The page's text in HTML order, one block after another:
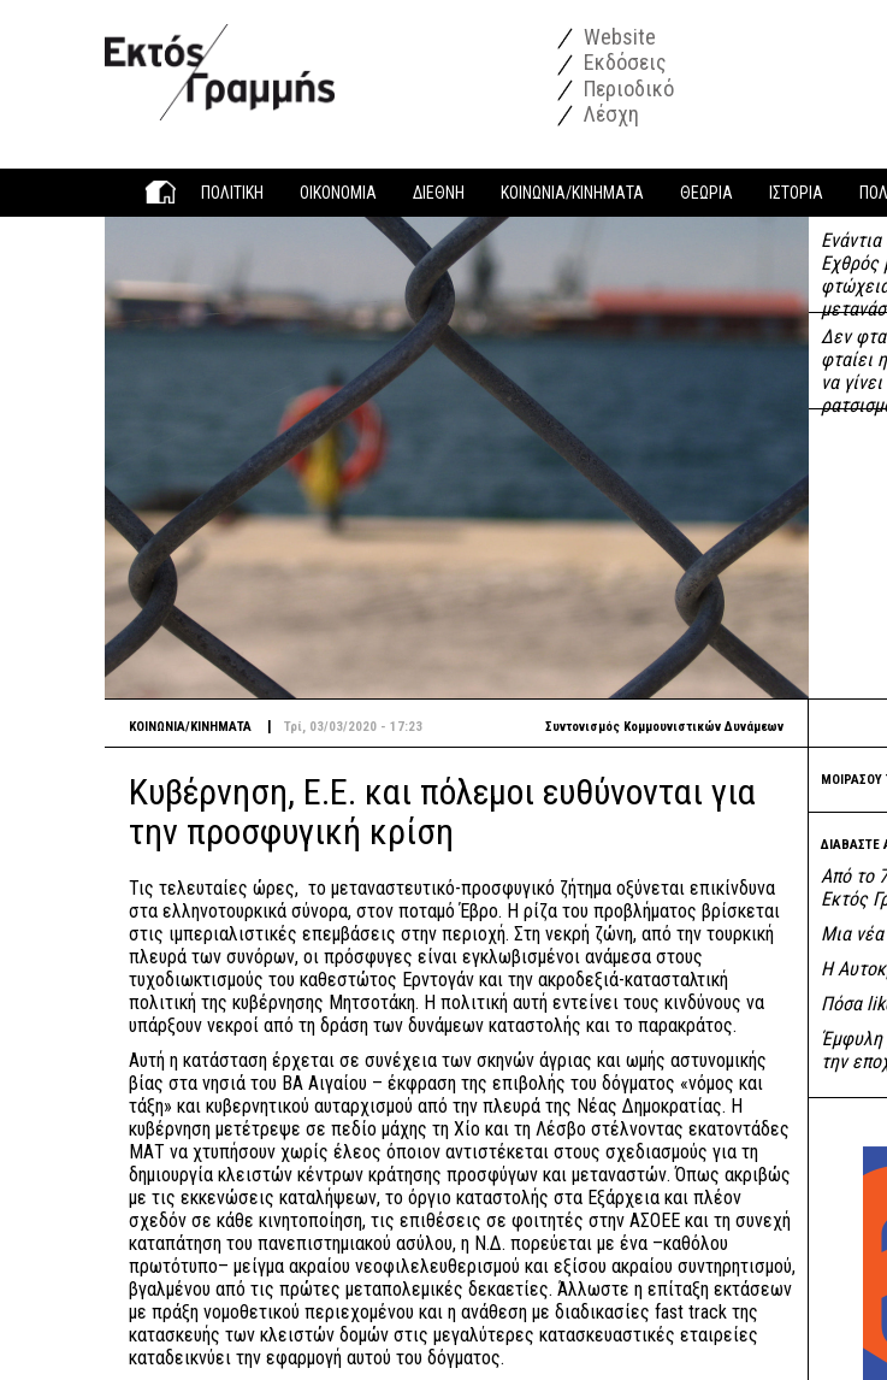
Website
Εκδόσεις
Περιοδικό
Λέσχη
ΠΟΛΙΤΙΚΗ ΟΙΚΟΝΟΜΙΑ ΔΙΕΘΝΗ ΚΟΙΝΩΝΙΑ/ΚΙΝΗΜΑΤΑ ΘΕΩΡΙΑ ΙΣΤΟΡΙΑ
Εχθρός
Δεν
φταίει
να
ΚΟΙΝΩΝΙΑ/ΚΙΝΗΜΑΤΑ Τρί, 03/03/2020 - 17:23 Συντονισμός Κομμουνιστικών Δυνάμεων
Κυβέρνηση, Ε.Ε. και πόλεμοι ευθύνονται για
την προσφυγική κρίση
Τις τελευταίες ώρες, το μεταναστευτικό-προσφυγικό ζήτημα οξύνεται επικίνδυνα
στα ελληνοτουρκικά σύνορα, στον ποταμό Έβρο. Η ρίζα του προβλήματος βρίσκεται
στις ιμπεριαλιστικές επεμβάσεις στην περιοχή. Στη νεκρή ζώνη, από την τουρκική
πλευρά των συνόρων, οι πρόσφυγες είναι εγκλωβισμένοι ανάμεσα στους
τυχοδιωκτισμούς του καθεστώτος Ερντογάν και την ακροδεξιά-κατασταλτική
πολιτική της κυβέρνησης Μητσοτάκη. Η πολιτική αυτή εντείνει τους κινδύνους να
υπάρξουν νεκροί από τη δράση των δυνάμεων καταστολής και το παρακράτος.
Αυτή η κατάσταση έρχεται σε συνέχεια των σκηνών άγριας και ωμής αστυνομικής
βίας στα νησιά του ΒΑ Αιγαίου – έκφραση της επιβολής του δόγματος «νόμος και
τάξη» και κυβερνητικού αυταρχισμού από την πλευρά της Νέας Δημοκρατίας. Η
κυβέρνηση μετέτρεψε σε πεδίο μάχης τη Χίο και τη Λέσβο στέλνοντας εκατοντάδες
ΜΑΤ να χτυπήσουν χωρίς έλεος όποιον αντιστέκεται στους σχεδιασμούς για τη
δημιουργία κλειστών κέντρων κράτησης προσφύγων και μεταναστών. Όπως ακριβώς
με τις εκκενώσεις καταλήψεων, το όργιο καταστολής στα Εξάρχεια και πλέον
σχεδόν σε κάθε κινητοποίηση, τις επιθέσεις σε φοιτητές στην ΑΣΟΕΕ και τη συνεχή
καταπάτηση του πανεπιστημιακού ασύλου, η Ν.Δ. πορεύεται με ένα –καθόλου
πρωτότυπο– μείγμα ακραίου νεοφιλελευθερισμού και εξίσου ακραίου συντηρητισμού,
βγαλμένου από τις πρώτες μεταπολεμικές δεκαετίες. Άλλωστε η επίταξη εκτάσεων
με πράξη νομοθετικού περιεχομένου και η ανάθεση με διαδικασίες fast track της
κατασκευής των κλειστών δομών στις μεγαλύτερες κατασκευαστικές εταιρείες
καταδεικνύει την εφαρμογή αυτού του δόγματος.
ΔΙΑΒΑΣΤΕ
Από το
Εκτός
Μια νέα
Η
Πόσα
Έμφυλη
την